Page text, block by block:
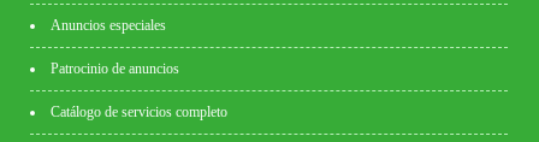
Anuncios especiales
Patrocinio de anuncios
Catálogo de servicios completo